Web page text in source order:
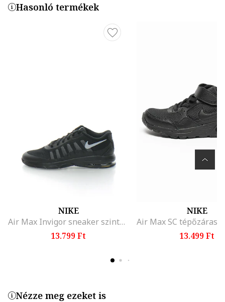
Hasonló termékek
NIKE
Air Max Invigor sneaker szintetikus részletekkel, Fekete
13.799 Ft
NIKE
13.499 Ft
Nézze meg ezeket is